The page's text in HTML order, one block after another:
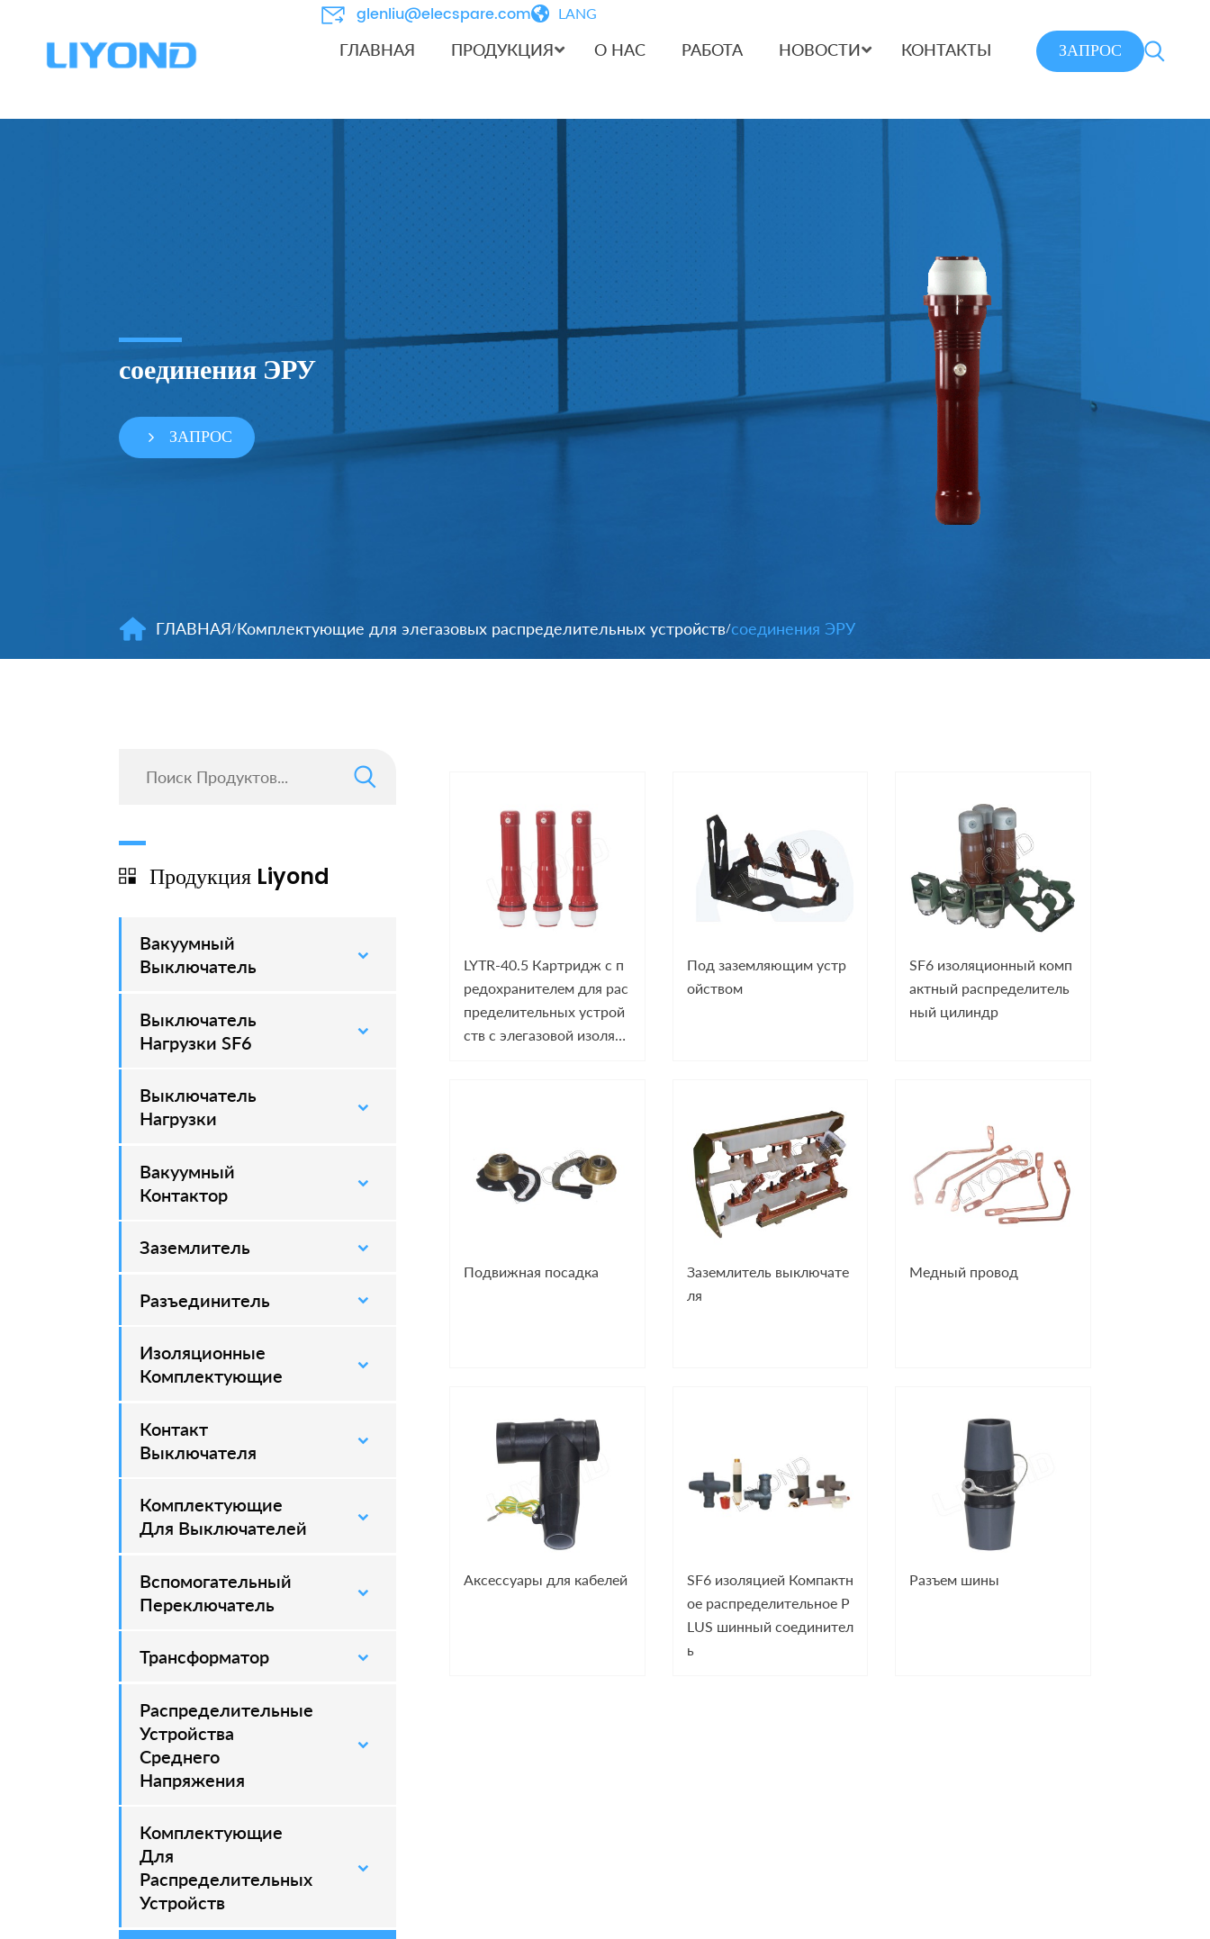
glenliu@elecspare.com LANG
ГЛАВНАЯ ПРОДУКЦИЯ О НАС РАБОТА НОВОСТИ КОНТАКТЫ ЗАПРОС
соединения ЭРУ
ЗАПРОС
ГЛАВНАЯ/Комплектующие для элегазовых распределительных устройств/соединения ЭРУ
Продукция Liyond
Вакуумный
Выключатель
–
Выключатель
Нагрузки SF6
–
Выключатель
Нагрузки
–
Вакуумный
Контактор
–
Заземлитель
–
Разъединитель
–
Изоляционные
Комплектующие
–
Контакт
Выключателя
–
Комплектующие
Для Выключателей
–
Вспомогательный
Переключатель
–
Трансформатор
Распределительные
Устройства
Среднего
Напряжения
–
Комплектующие
Для
Распределительных
Устройств
–
LYTR-40.5 Картридж с п
редохранителем для рас
пределительных устрой
ств с элегазовой изоляц
Под заземляющим устр
ойством
SF6 изоляционный комп
актный распределитель
ный цилиндр
Подвижная посадка
Заземлитель выключате
ля
Медный провод
Аксессуары для кабелей
SF6 изоляцией Компактн
ое распределительное P
LUS шинный соединител
ь
Разъем шины